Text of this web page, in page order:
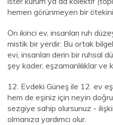
hemen görünmeyen bir
On ikinci ev, insanları ruh
mistik bir yerdir. Bu ortak
evi, insanları derin bir ruhsal
şey kader, eşzamanlılıklar ve
12. Evdeki Güneş ile 12. ev
hem de eşiniz için neyin
sezgiye sahip olursunuz -
olmanıza yardımcı olur.